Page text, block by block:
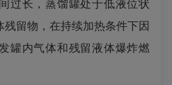
过长，蒸馏罐处于低液位状
留物，在持续加热条件下因
罐内气体和残留液体爆炸燃